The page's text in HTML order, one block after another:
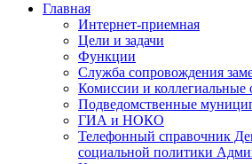
Главная
Интернет-приемная
Цели и задачи
Функции
Служба сопровождения
Комиссии и коллегиальные
Подведомственные
ГИА и НОКО
Телефонный справочник
социальной политики